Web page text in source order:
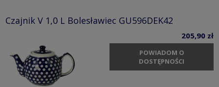
Czajnik V 1,0 L Bolesławiec GU596DEK42
205,90 zł
POWIADOM O
DOSTĘPNOŚCI